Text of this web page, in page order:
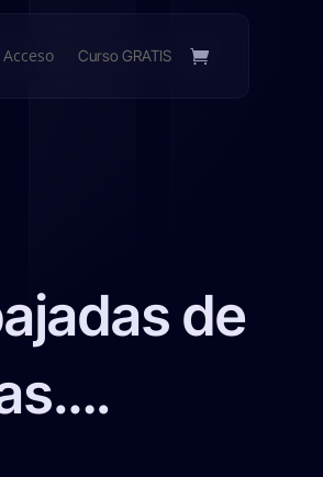
Acceso Curso GRATIS
de